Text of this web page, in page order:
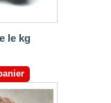
le kg